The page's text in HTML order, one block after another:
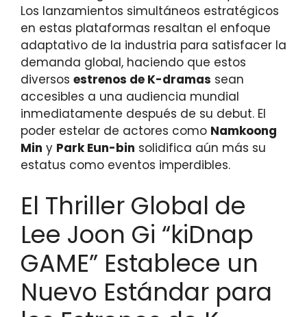
Los lanzamientos simultáneos estratégicos
en estas plataformas resaltan el enfoque
adaptativo de la industria para satisfacer la
demanda global, haciendo que estos
diversos estrenos de K-dramas sean
accesibles a una audiencia mundial
inmediatamente después de su debut. El
poder estelar de actores como Namkoong
Min y Park Eun-bin solidifica aún más su
estatus como eventos imperdibles.
El Thriller Global de
Lee Joon Gi “kiDnap
GAME” Establece un
Nuevo Estándar para